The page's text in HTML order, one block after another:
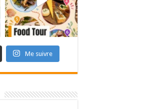
Me suivre